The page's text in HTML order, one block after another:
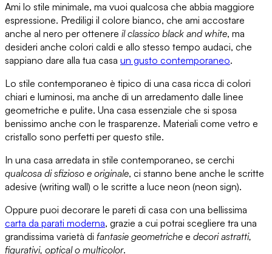
Ami lo stile minimale, ma vuoi qualcosa che abbia maggiore
espressione. Prediligi il colore bianco, che ami accostare
anche al nero per ottenere il classico black and white, ma
desideri anche colori caldi e allo stesso tempo audaci, che
sappiano dare alla tua casa un gusto contemporaneo.
Lo stile contemporaneo è tipico di una casa ricca di colori
chiari e luminosi, ma anche di un arredamento dalle linee
geometriche e pulite. Una casa essenziale che si sposa
benissimo anche con le trasparenze. Materiali come vetro e
cristallo sono perfetti per questo stile.
In una casa arredata in stile contemporaneo, se cerchi
qualcosa di sfizioso e originale, ci stanno bene anche le scritte
adesive (writing wall) o le scritte a luce neon (neon sign).
Oppure puoi decorare le pareti di casa con una bellissima
carta da parati moderna, grazie a cui potrai scegliere tra una
grandissima varietà di fantasie geometriche e decori astratti,
figurativi, optical o multicolor.